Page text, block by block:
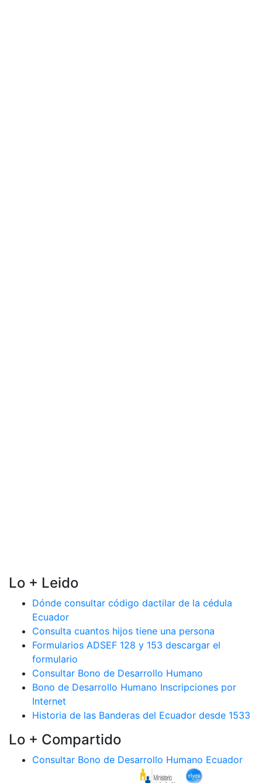
Lo + Leido
Dónde consultar código dactilar de la cédula
Ecuador
Consulta cuantos hijos tiene una persona
Formularios ADSEF 128 y 153 descargar el
formulario
Consultar Bono de Desarrollo Humano
Bono de Desarrollo Humano Inscripciones por
Internet
Historia de las Banderas del Ecuador desde 1533
Lo + Compartido
Consultar Bono de Desarrollo Humano Ecuador